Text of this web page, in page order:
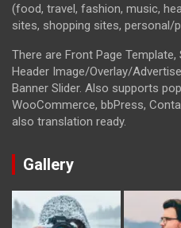
(food, travel, fashion, music,
sites, shopping sites, personal/
There are Front Page Template,
Header Image/Overlay/
Banner Slider. Also supports
WooCommerce, bbPress,
also translation ready.
Gallery